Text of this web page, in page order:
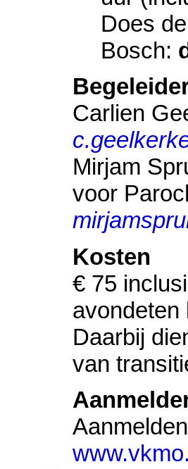
Does
Bosch:
Carlien
Mirjam
voor
Kosten
€ 75
avondeten
Daarbij
van